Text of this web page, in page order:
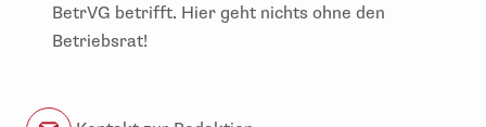
BetrVG betrifft. Hier geht nichts ohne den
Betriebsrat!